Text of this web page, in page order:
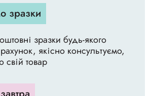
зразки
зразки будь-якого
якісно консультуємо,
свій товар